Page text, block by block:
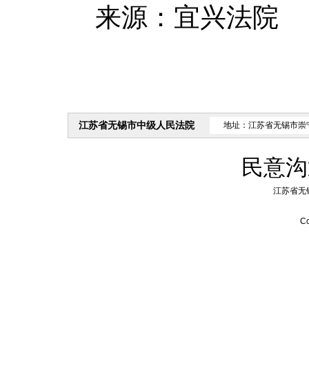
来源：宜兴法院
江苏省无锡市中级人民法院 地址：江苏省无锡市崇
民意
江苏省无